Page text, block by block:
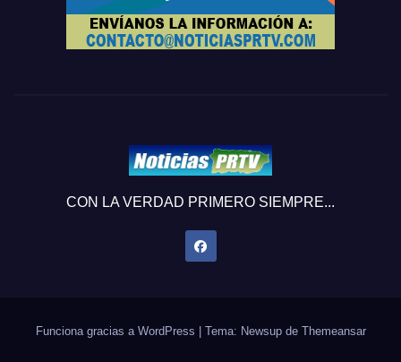
CON LA VERDAD PRIMERO SIEMPRE...
Funciona gracias a WordPress Tema: Newsup de Themeansar